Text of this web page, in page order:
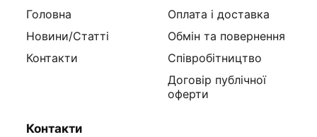
Головна
Новини/Статті
Контакти
Оплата і доставка
Обмін та повернення
Співробітництво
Договір публічної
оферти
Контакти